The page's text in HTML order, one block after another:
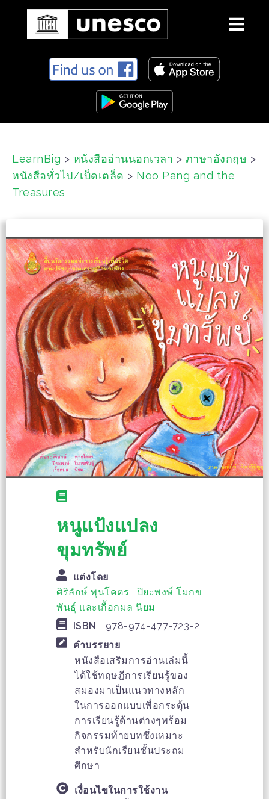
n
LearnBig > หนังสืออ่านนอกเวลา > ภาษาอังกฤษ >
หนังสือทั่วไป/เบ็ดเตล็ด > Noo Pang and the
Treasures
หนูแป้งแปลง
ขุมทรัพย์
แต่งโดย
ศิริลักษ์ พุนโคตร , ปิยะพงษ์ โมกข
พันธุ์ และเกื้อกมล นิยม
ISBN
978-974-477-723-2
คำบรรยาย
หนังสือเสริมการอ่านเล่มนี้
ได้ใช้ทฤษฎีการเรียนรู้ของ
สมองมาเป็นแนวทางหลัก
ในการออกแบบเพื่อกระตุ้น
การเรียนรู้ด้านต่างๆพร้อม
กิจกรรมท้ายบทซึ่งเหมาะ
สำหรับนักเรียนชั้นประถม
ศึกษา
เงื่อนไขในการใช้งาน